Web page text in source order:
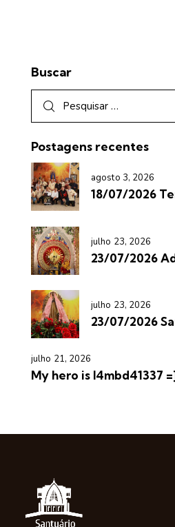
Buscar
Postagens recentes
agosto 3, 2026
18/07/2026
julho 23, 2026
23/07/2026
julho 23, 2026
23/07/2026
julho 21, 2026
My hero is l4mbd41337